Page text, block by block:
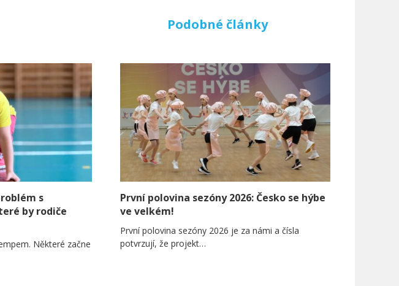
Podobné články
s
by rodiče
Některé začne
První polovina sezóny 2026: Česko se hýbe
ve velkém!
První polovina sezóny 2026 je za námi a čísla
potvrzují, že projekt…